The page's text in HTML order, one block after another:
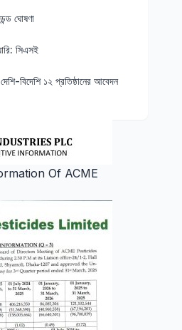
ঘোষণা
সিএসই
বিদেশি ১২ প্রতিষ্ঠানের আবেদন
Of ACME